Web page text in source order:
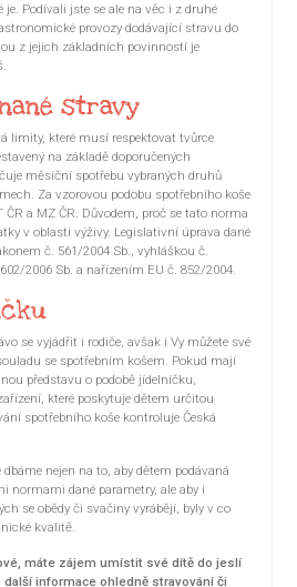
je. Podívali jste se ale na věc i z druhé
provozy dodávající stravu do
z jejich základních povinností je
stravy
limity, které musí respektovat tvůrce
na základě doporučených
měsíční spotřebu vybraných druhů
Za vzorovou podobu spotřebního koše
a MZ ČR. Důvodem, proč se tato norma
v oblasti výživy. Legislativní úprava dané
č. 561/2004 Sb., vyhláškou č.
2006 Sb. a nařízením EU č. 852/2004.
se vyjádřit i rodiče, avšak i Vy můžete své
se spotřebním košem. Pokud mají
představu o podobě jídelníčku,
které poskytuje dětem určitou
spotřebního koše kontroluje Česká
nejen na to, aby dětem podávaná
normami dané parametry, ale aby i
se obědy či svačiny vyrábějí, byly v co
kvalitě.
máte zájem umístit své dítě do jeslí
další informace ohledně stravování či